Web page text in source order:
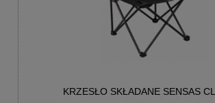
KRZESŁO SKŁADANE SENSAS